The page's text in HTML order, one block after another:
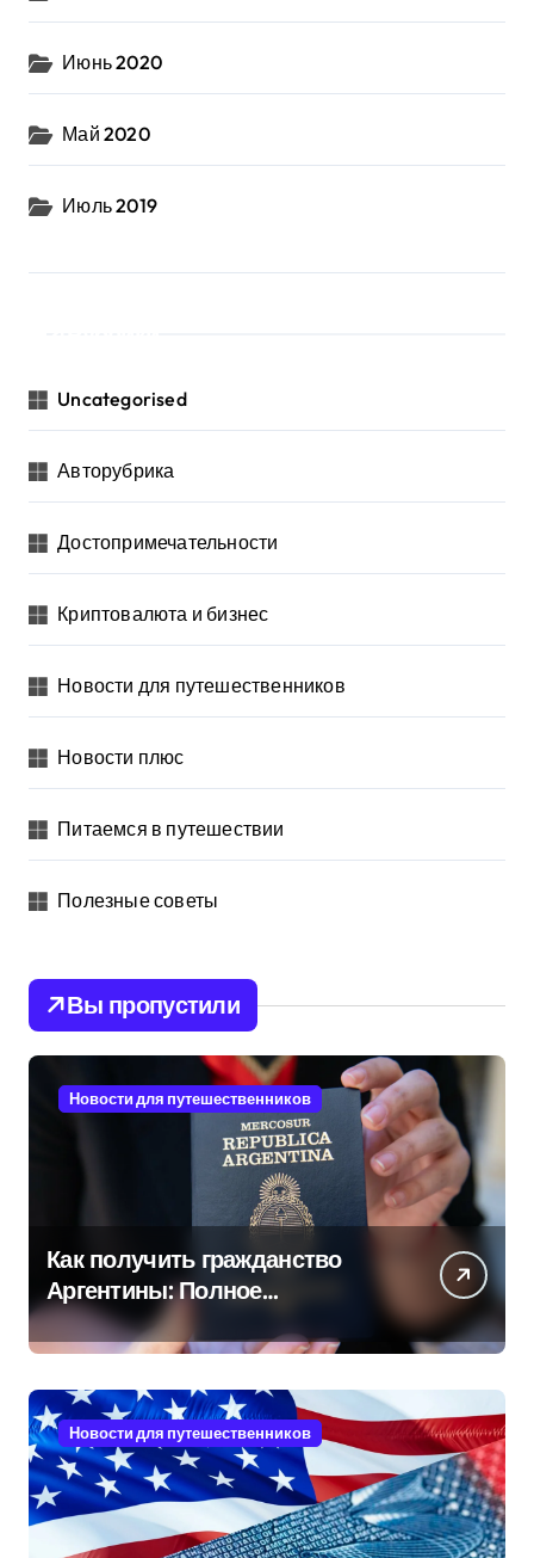
Июнь 2020
Май 2020
Июль 2019
Uncategorised
Авторубрика
Достопримечательности
Криптовалюта и бизнес
Новости для путешественников
Новости плюс
Питаемся в путешествии
Полезные советы
Вы пропустили
Новости для путешественников
Как получить гражданство
Аргентины: Полное
руководство
Новости для путешественников